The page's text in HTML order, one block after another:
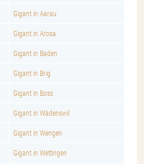
Gigant in Aarau
Gigant in Arosa
Gigant in Baden
Gigant in Brig
Gigant in Boss
Gigant in Wädenswil
Gigant in Wengen
Gigant in Wettingen